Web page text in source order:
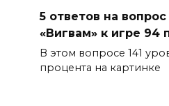
5 ответов на
«Вигвам» к игре 94
В этом вопросе 141
процента на картинке